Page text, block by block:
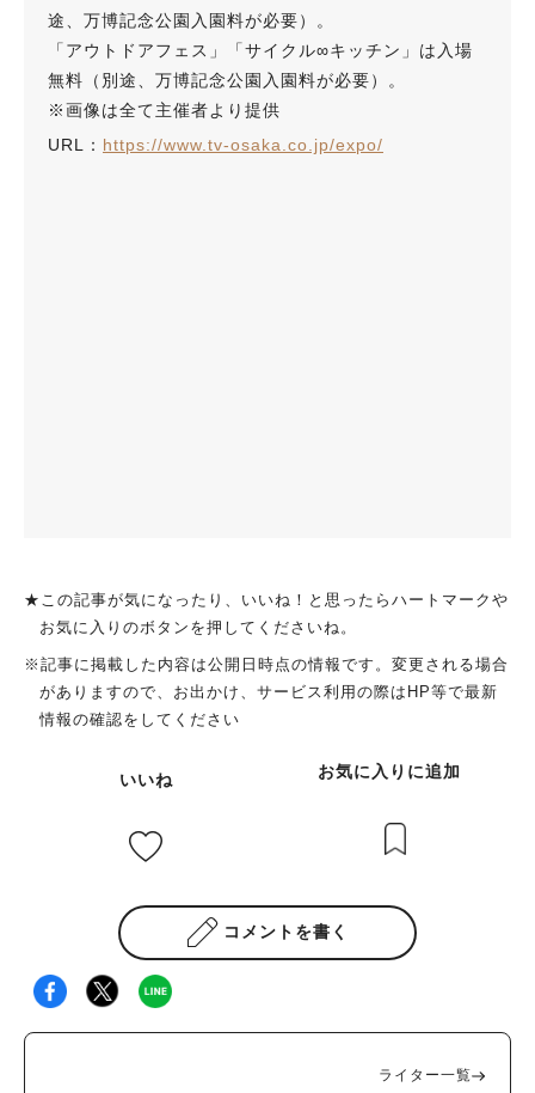
途、万博記念公園入園料が必要）。
「アウトドアフェス」「サイクル∞キッチン」は入場
無料（別途、万博記念公園入園料が必要）。
※画像は全て主催者より提供
URL： https://www.tv-osaka.co.jp/expo/
★この記事が気になったり、いいね！と思ったらハートマークや
お気に入りのボタンを押してくださいね。
※記事に掲載した内容は公開日時点の情報です。変更される場合
がありますので、お出かけ、サービス利用の際はHP等で最新
情報の確認をしてください
いいね お気に入りに追加
コメントを書く
ライター一覧